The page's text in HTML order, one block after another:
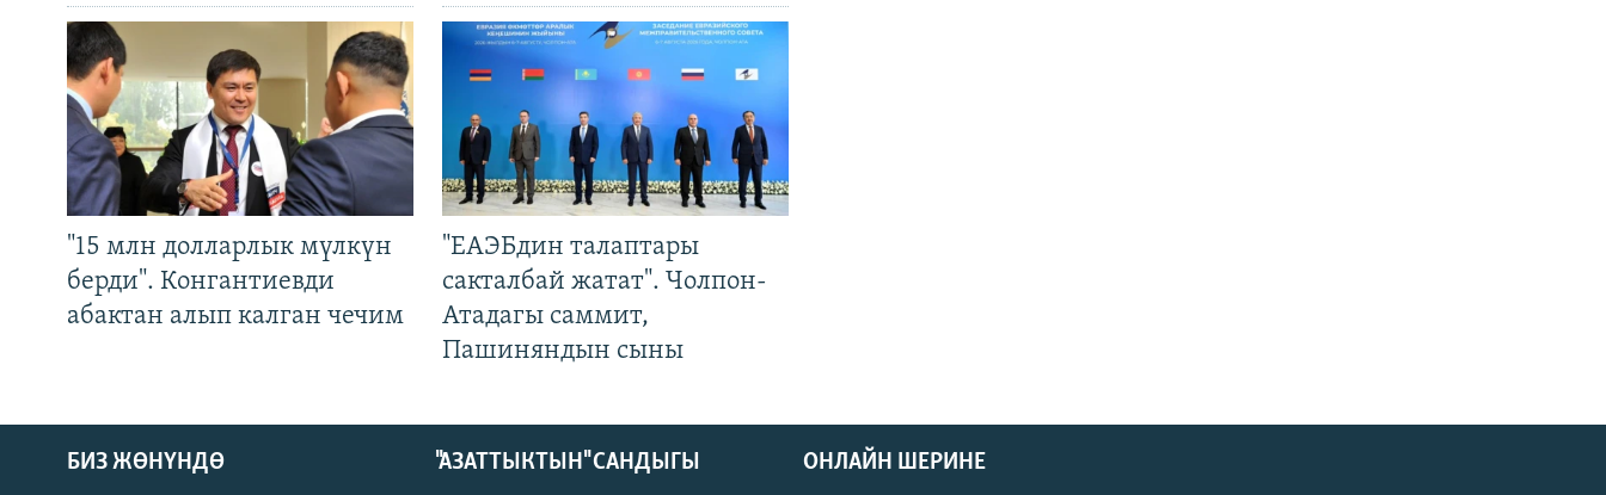
"15 млн долларлык мүлкүн
берди". Конгантиевди
абактан алып калган чечим
"ЕАЭБдин талаптары
сакталбай жатат". Чолпон-
Атадагы саммит,
Пашиняндын сыны
ОНЛАЙН ШЕРИНЕ
БИЗ ЖӨНҮНДӨ "АЗАТТЫКТЫН" САНДЫГЫ